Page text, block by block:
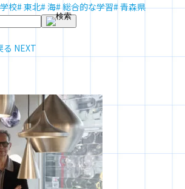
校# 東北# 海# 総合的な学習# 青森県
る NEXT